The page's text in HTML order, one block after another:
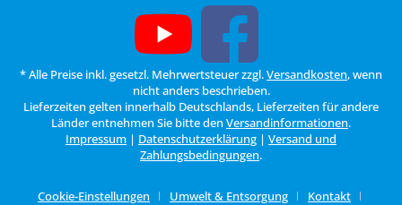
* Alle Preise inkl. gesetzl. Mehrwertsteuer zzgl.Versandkosten, wenn
nicht anders beschrieben.
Lieferzeiten gelten innerhalb Deutschlands, Lieferzeiten für andere
Länder entnehmen Sie bitte den Versandinformationen.
Impressum | Datenschutzerklärung | Versand und
Zahlungsbedingungen.
Cookie-Einstellungen Umwelt & Entsorgung
Kontakt